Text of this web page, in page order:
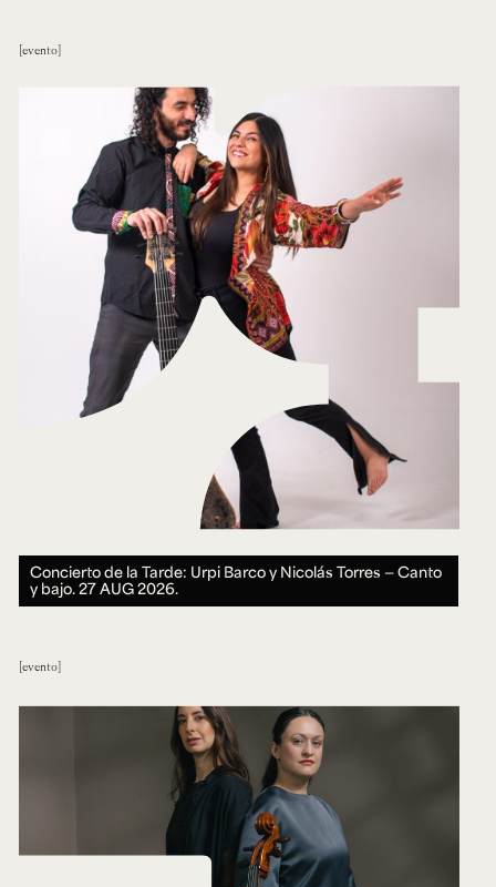
evento
Concierto de la Tarde: Urpi Barco y Nicolás Torres — Canto
y bajo.27 AUG 2026.
evento